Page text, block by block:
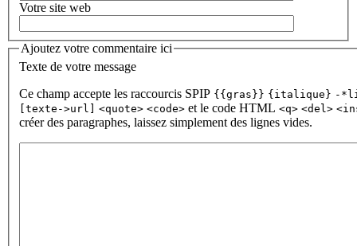
Votre site web
Ajoutez votre commentaire ici
Texte de votre message
Ce champ accepte les raccourcis SPIP {{gras}} {italique} -
[texte->url]
<quote> <code> et le code HTML <q> <del>
créer des paragraphes, laissez simplement des lignes vides.